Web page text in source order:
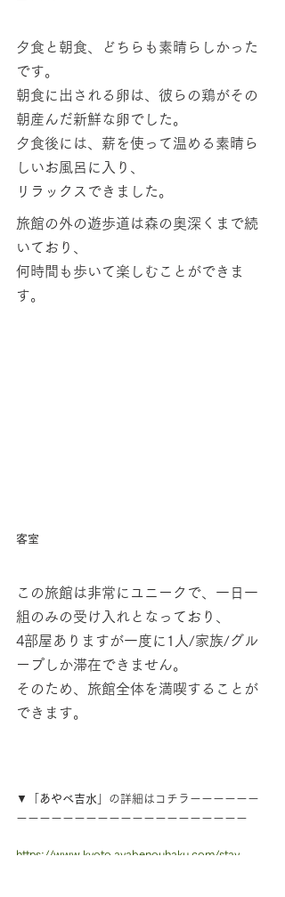
夕食と朝食、どちらも素晴らしかった
です。
朝食に出される卵は、彼らの鶏がその
朝産んだ新鮮な卵でした。
夕食後には、薪を使って温める素晴ら
しいお風呂に入り、
リラックスできました。
旅館の外の遊歩道は森の奥深くまで続
いており、
何時間も歩いて楽しむことができま
す。
客室
この旅館は非常にユニークで、一日一
組のみの受け入れとなっており、
4部屋ありますが一度に1人/家族/グル
ープしか滞在できません。
そのため、旅館全体を満喫することが
できます。
▼「 あやべ吉水 」の詳細はコチラーーーーーー
ーーーーーーーーーーーーーーーーーーーー
https://www.kyoto.ayabenouhaku.com/stay-